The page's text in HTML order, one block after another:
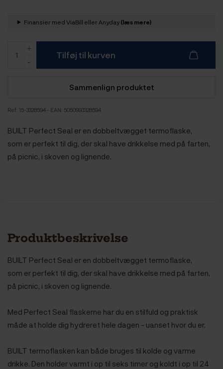
Finansier med ViaBill eller Anyday(læs mere)
Tilføj til kurven
Sammenlign produktet
Ref: 15-3328594 - EAN: 5050993328594
BUILT Perfect Seal er en dobbeltvægget termoflaske,
som er perfekt til dig, der skal have drikkelse med på farten,
på picnic, i skoven og lignende.
Produktbeskrivelse
BUILT Perfect Seal er en dobbeltvægget termoflaske,
som er perfekt til dig, der skal have drikkelse med på farten,
på picnic, i skoven og lignende.
Med Perfect Seal flaskerne har du en stilfuld og praktisk
måde at holde dig hydreret hele dagen - uanset hvor du er.
BUILT termoflasken kan både bruges til kolde og varme
drikke. Den holder varmt i op til seks timer og koldt i op til 24